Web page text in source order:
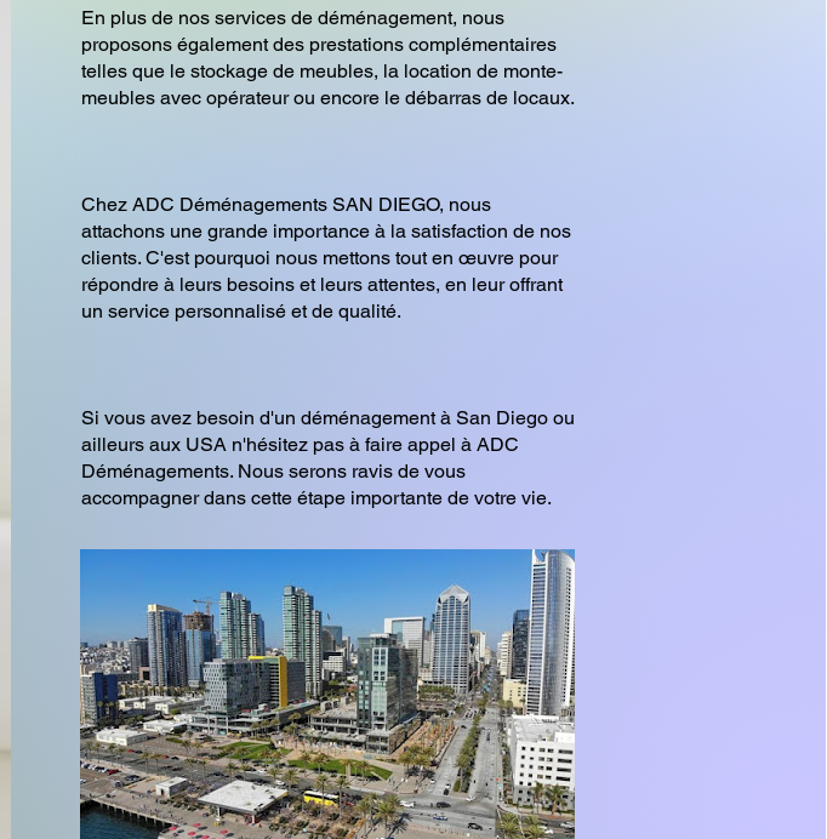
En plus de nos services de déménagement, nous
proposons également des prestations complémentaires
telles que le stockage de meubles, la location de monte-
meubles avec opérateur ou encore le débarras de locaux.
Chez ADC Déménagements SAN DIEGO, nous
attachons une grande importance à la satisfaction de nos
clients. C'est pourquoi nous mettons tout en œuvre pour
répondre à leurs besoins et leurs attentes, en leur offrant
un service personnalisé et de qualité.
Si vous avez besoin d'un déménagement à San Diego ou
ailleurs aux USA n'hésitez pas à faire appel à ADC
Déménagements. Nous serons ravis de vous
accompagner dans cette étape importante de votre vie.